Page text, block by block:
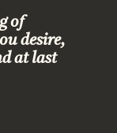
of
desire,
at last